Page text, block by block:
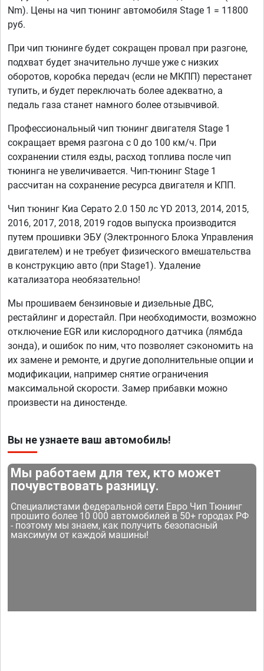
Nm). Цены на чип тюнинг автомобиля Stage 1 = 11800
руб.
При чип тюнинге будет сокращен провал при разгоне,
подхват будет значительно лучше уже с низких
оборотов, коробка передач (если не МКПП) перестанет
тупить, и будет переключать более адекватно, а
педаль газа станет намного более отзывчивой.
Профессиональный чип тюнинг двигателя Stage 1
сокращает время разгона с 0 до 100 км/ч. При
сохранении стиля езды, расход топлива после чип
тюнинга не увеличивается. Чип-тюнинг Stage 1
рассчитан на сохранение ресурса двигателя и КПП.
Чип тюнинг Киа Серато 2.0 150 лс YD 2013, 2014, 2015,
2016, 2017, 2018, 2019 годов выпуска производится
путем прошивки ЭБУ (Электронного Блока Управления
двигателем) и не требует физического вмешательства
в конструкцию авто (при Stage1). Удаление
катализатора необязательно!
Мы прошиваем бензиновые и дизельные ДВС,
рестайлинг и дорестайл. При необходимости, возможно
отключение EGR или кислородного датчика (лямбда
зонда), и ошибок по ним, что позволяет сэкономить на
их замене и ремонте, и другие дополнительные опции и
модификации, например снятие ограничения
максимальной скорости. Замер прибавки можно
произвести на диностенде.
Вы не узнаете ваш автомобиль!
Мы работаем для тех, кто может
почувствовать разницу.
Специалистами федеральной сети Евро Чип Тюнинг
прошито более 10 000 автомобилей в 50+ городах РФ
- поэтому мы знаем, как получить безопасный
максимум от каждой машины!